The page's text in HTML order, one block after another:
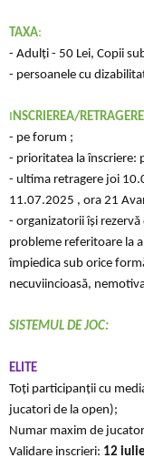
TAXA:
- Adulți - 50 Lei, Copii
- persoanele cu
I NSCRIEREA/
- pe forum ;
- prioritatea la înscriere:
- ultima retragere joi
11.07.2025 , ora 21
- organizatorii își
probleme referitoare la
împiedica sub orice
necuviincioasă,
SISTEMUL DE JOC:
ELITE
Toți participanții cu
jucatori de la open);
Numar maxim de
Validare inscrieri: 12